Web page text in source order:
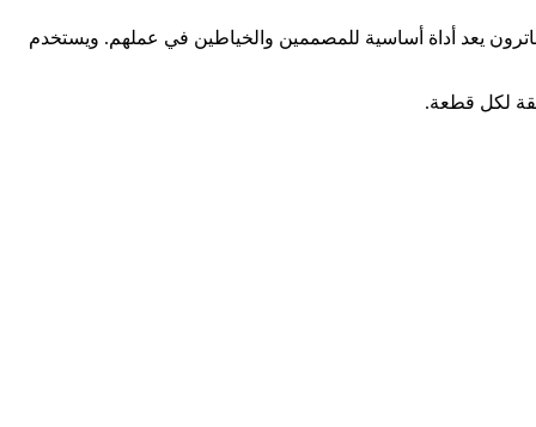
يعد أداة أساسية للمصممين والخياطين في عملهم. ويستخدم
لكل قطعة.